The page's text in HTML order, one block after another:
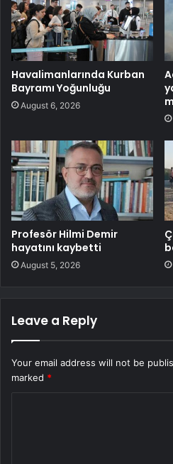
Havalimanlarında Kurban
Bayramı Yoğunluğu
August 6, 2026
Profesör Hilmi Demir
hayatını kaybetti
August 5, 2026
Leave a Reply
Your email address will not be
marked *